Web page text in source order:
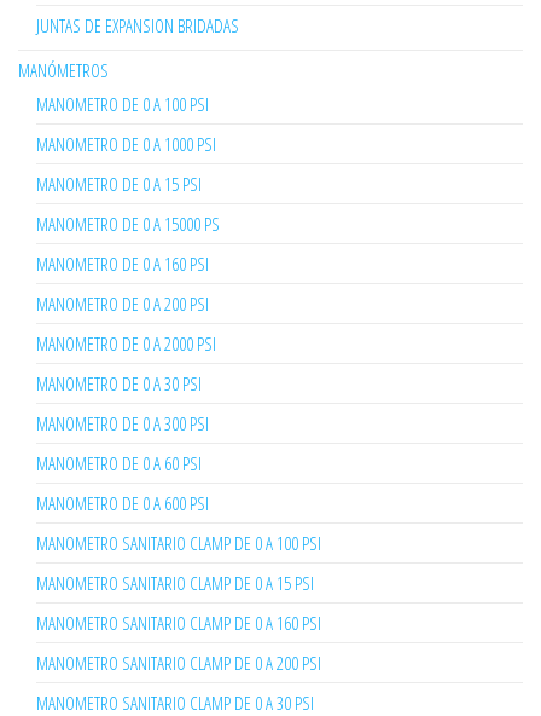
JUNTAS DE EXPANSION BRIDADAS
MANÓMETROS
MANOMETRO DE 0 A 100 PSI
MANOMETRO DE 0 A 1000 PSI
MANOMETRO DE 0 A 15 PSI
MANOMETRO DE 0 A 15000 PS
MANOMETRO DE 0 A 160 PSI
MANOMETRO DE 0 A 200 PSI
MANOMETRO DE 0 A 2000 PSI
MANOMETRO DE 0 A 30 PSI
MANOMETRO DE 0 A 300 PSI
MANOMETRO DE 0 A 60 PSI
MANOMETRO DE 0 A 600 PSI
MANOMETRO SANITARIO CLAMP DE 0 A 100 PSI
MANOMETRO SANITARIO CLAMP DE 0 A 15 PSI
MANOMETRO SANITARIO CLAMP DE 0 A 160 PSI
MANOMETRO SANITARIO CLAMP DE 0 A 200 PSI
MANOMETRO SANITARIO CLAMP DE 0 A 30 PSI